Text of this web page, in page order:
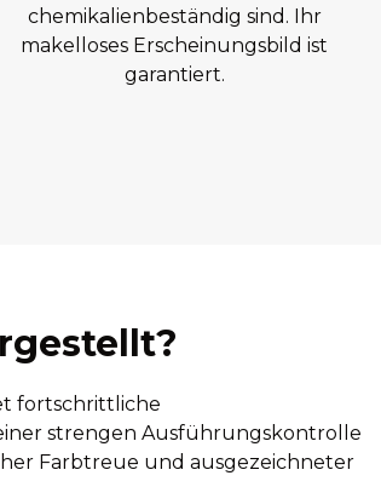
chemikalienbeständig sind. Ihr
makelloses Erscheinungsbild ist
garantiert.
fortschrittliche
strengen Ausführungskontrolle
Farbtreue und ausgezeichneter